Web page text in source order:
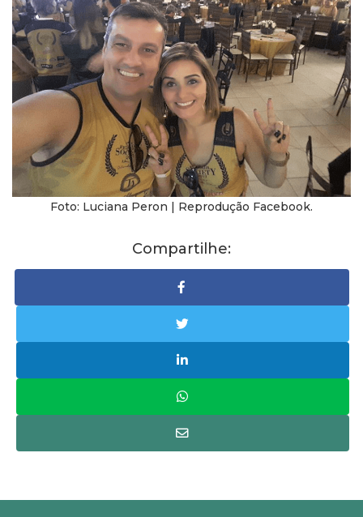
Foto: Luciana Peron | Reprodução Facebook.
Compartilhe: